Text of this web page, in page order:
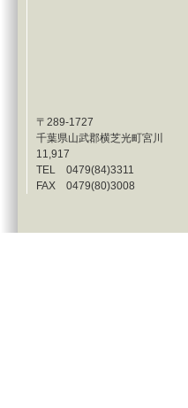
〒289-1727
千葉県山武郡横芝光町宮川
11,917
TEL 0479(84)3311
FAX 0479(80)3008